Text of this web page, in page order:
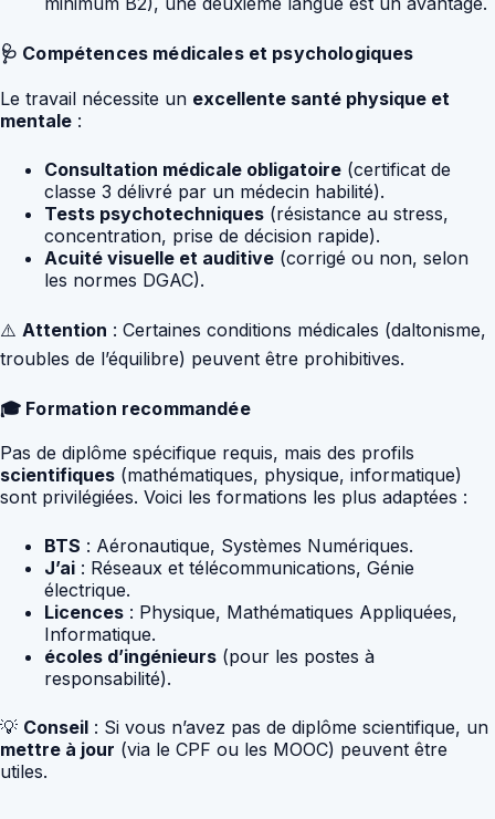
🩺 Compétences médicales et psychologiques
Le travail nécessite un excellente santé physique et
mentale :
Consultation médicale obligatoire (certificat de
classe 3 délivré par un médecin habilité).
Tests psychotechniques (résistance au stress,
concentration, prise de décision rapide).
Acuité visuelle et auditive (corrigé ou non, selon
les normes DGAC).
⚠️ Attention : Certaines conditions médicales (daltonisme,
troubles de l’équilibre) peuvent être prohibitives.
🎓 Formation recommandée
Pas de diplôme spécifique requis, mais des profils
scientifiques (mathématiques, physique, informatique)
sont privilégiées. Voici les formations les plus adaptées :
BTS : Aéronautique, Systèmes Numériques.
J’ai : Réseaux et télécommunications, Génie
électrique.
Licences : Physique, Mathématiques Appliquées,
Informatique.
écoles d’ingénieurs (pour les postes à
responsabilité).
💡 Conseil : Si vous n’avez pas de diplôme scientifique, un
mettre à jour (via le CPF ou les MOOC) peuvent être
utiles.